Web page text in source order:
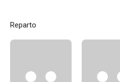
Reparto